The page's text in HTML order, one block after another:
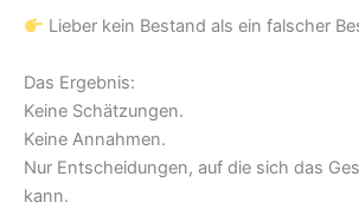
Lieber kein Bestand als ein falscher
Das Ergebnis:
Keine Schätzungen.
Keine Annahmen.
Nur Entscheidungen, auf die sich das
kann.